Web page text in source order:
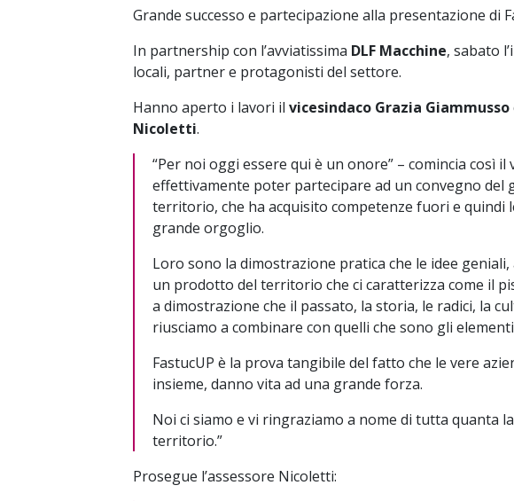
Grande successo e partecipazione alla presentazione di
In partnership con l’avviatissima DLF Macchine, sabato
locali, partner e protagonisti del settore.
Hanno aperto i lavori il vicesindaco Grazia Giammusso
Nicoletti.
“Per noi oggi essere qui è un onore” – comincia così
effettivamente poter partecipare ad un convegno del
territorio, che ha acquisito competenze fuori e quindi
grande orgoglio.
Loro sono la dimostrazione pratica che le idee
un prodotto del territorio che ci caratterizza come il
a dimostrazione che il passato, la storia, le radici, la
riusciamo a combinare con quelli che sono gli
FastucUP è la prova tangibile del fatto che le vere
insieme, danno vita ad una grande forza.
Noi ci siamo e vi ringraziamo a nome di tutta quanta
territorio.”
Prosegue l’assessore Nicoletti: